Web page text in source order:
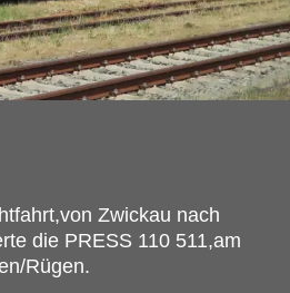
Zwickau nach
die PRESS 110 511,am
Rügen.